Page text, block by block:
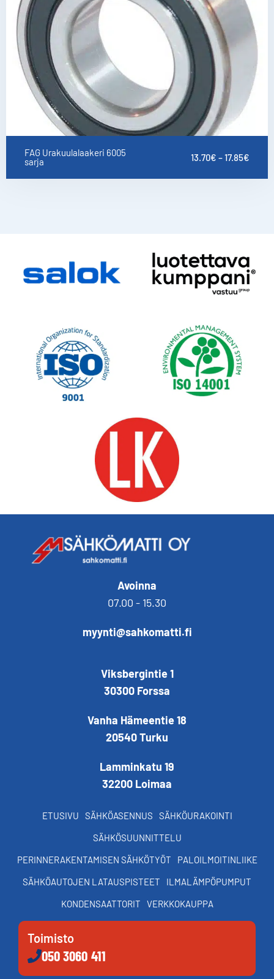
FAG Urakuulalaakeri 6005
sarja
13.70€ –17.85€
Avoinna
07.00 - 15.30
myynti@sahkomatti.fi
Viksbergintie 1
30300 Forssa
Vanha Hämeentie 18
20540 Turku
Lamminkatu 19
32200 Loimaa
ETUSIVU SÄHKÖASENNUS
SÄHKÖURAKOINTI
SÄHKÖSUUNNITTELU
PERINNERAKENTAMISEN SÄHKÖTYÖT
PALOILMOITINLIIKE
SÄHKÖAUTOJEN LATAUSPISTEET
ILMALÄMPÖPUMPUT
KONDENSAATTORIT
VERKKOKAUPPA
Toimisto
050 3060 411